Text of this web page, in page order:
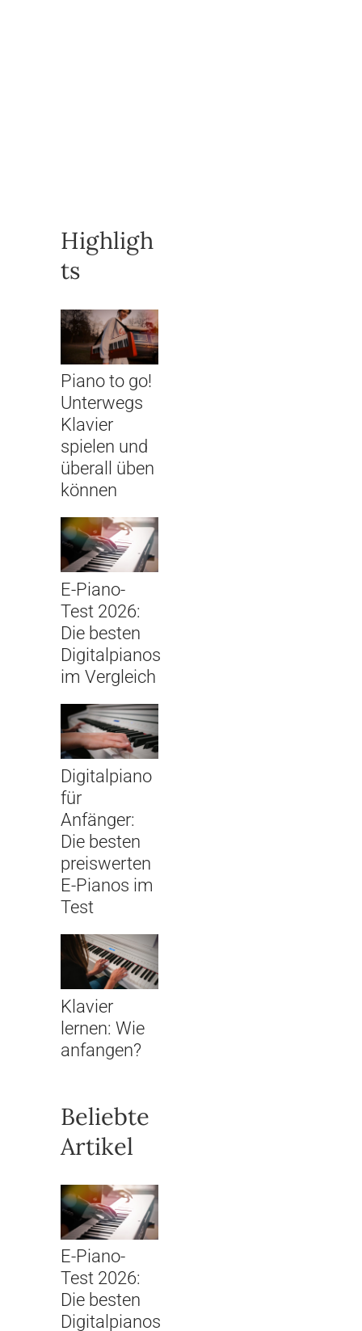
Highligh
ts
Piano to go!
Unterwegs
Klavier
spielen und
überall üben
können
E-Piano-
Test 2026:
Die besten
Digitalpianos
im Vergleich
Digitalpiano
für
Anfänger:
Die besten
preiswerten
E-Pianos im
Test
Klavier
lernen: Wie
anfangen?
Beliebte
Artikel
E-Piano-
Test 2026:
Die besten
Digitalpianos